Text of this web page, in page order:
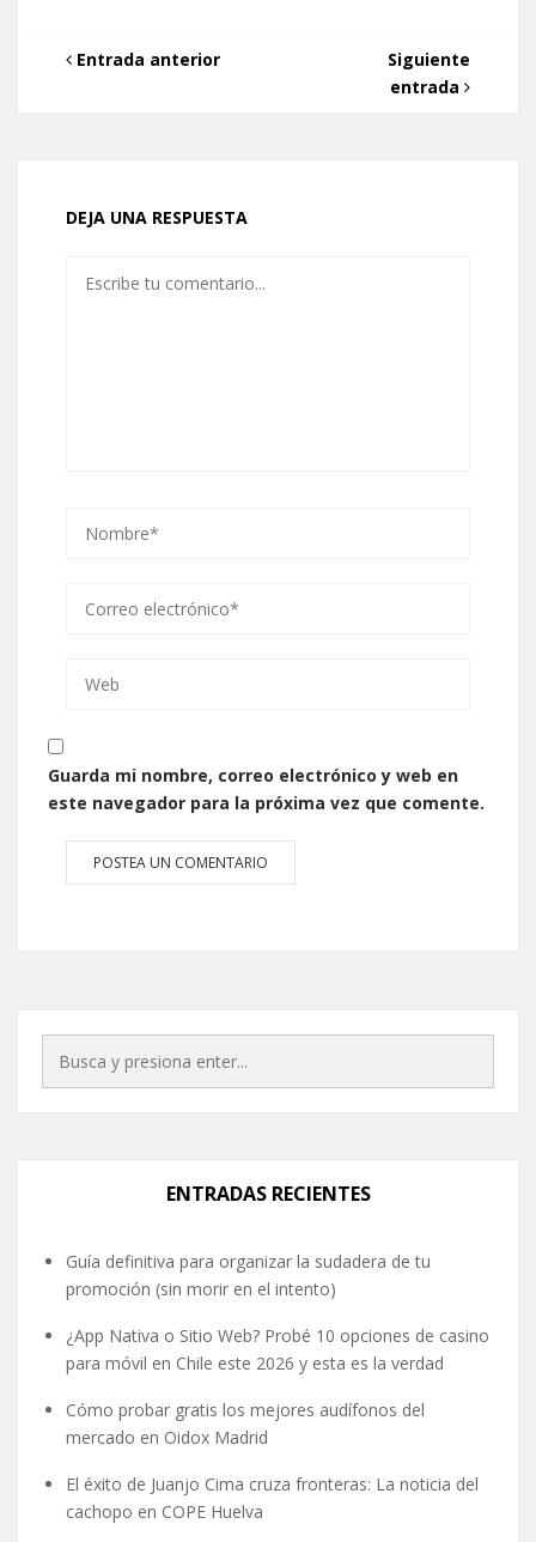
Entrada anterior
Siguiente
entrada
DEJA UNA RESPUESTA
Guarda mi nombre, correo electrónico y web en
este navegador para la próxima vez que comente.
ENTRADAS RECIENTES
Guía definitiva para organizar la sudadera de tu
promoción (sin morir en el intento)
¿App Nativa o Sitio Web? Probé 10 opciones de casino
para móvil en Chile este 2026 y esta es la verdad
Cómo probar gratis los mejores audífonos del
mercado en Oidox Madrid
El éxito de Juanjo Cima cruza fronteras: La noticia del
cachopo en COPE Huelva